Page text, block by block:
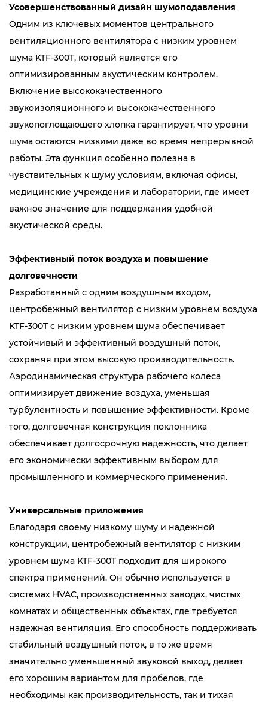
Усовершенствованный дизайн шумоподавления
Одним из ключевых моментов центрального
вентиляционного вентилятора с низким уровнем
шума KTF-300T, который является его
оптимизированным акустическим контролем.
Включение высококачественного
звукоизоляционного и высококачественного
звукопоглощающего хлопка гарантирует, что уровни
шума остаются низкими даже во время непрерывной
работы. Эта функция особенно полезна в
чувствительных к шуму условиям, включая офисы,
медицинские учреждения и лаборатории, где имеет
важное значение для поддержания удобной
акустической среды.
Эффективный поток воздуха и повышение
долговечности
Разработанный с одним воздушным входом,
центробежный вентилятор с низким уровнем воздуха
KTF-300T с низким уровнем шума обеспечивает
устойчивый и эффективный воздушный поток,
сохраняя при этом высокую производительность.
Аэродинамическая структура рабочего колеса
оптимизирует движение воздуха, уменьшая
турбулентность и повышение эффективности. Кроме
того, долговечная конструкция поклонника
обеспечивает долгосрочную надежность, что делает
его экономически эффективным выбором для
промышленного и коммерческого применения.
Универсальные приложения
Благодаря своему низкому шуму и надежной
конструкции, центробежный вентилятор с низким
уровнем шума KTF-300T подходит для широкого
спектра применений. Он обычно используется в
системах HVAC, производственных заводах, чистых
комнатах и ​​общественных объектах, где требуется
надежная вентиляция. Его способность поддерживать
стабильный воздушный поток, в то же время
значительно уменьшенный звуковой выход, делает
его хорошим вариантом для пробелов, где
необходимы как производительность, так и тихая